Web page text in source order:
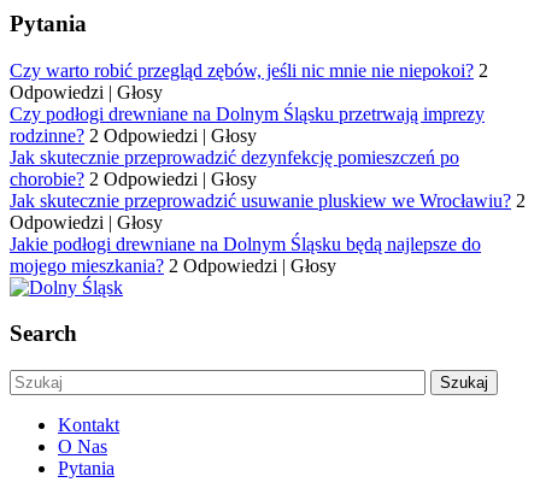
Pytania
Czy warto robić przegląd zębów, jeśli nic mnie nie niepokoi? 2
Odpowiedzi | Głosy
Czy podłogi drewniane na Dolnym Śląsku przetrwają imprezy
rodzinne? 2 Odpowiedzi | Głosy
Jak skutecznie przeprowadzić dezynfekcję pomieszczeń po
chorobie? 2 Odpowiedzi | Głosy
Jak skutecznie przeprowadzić usuwanie pluskiew we Wrocławiu? 2
Odpowiedzi | Głosy
Jakie podłogi drewniane na Dolnym Śląsku będą najlepsze do
mojego mieszkania? 2 Odpowiedzi | Głosy
Search
Kontakt
O Nas
Pytania